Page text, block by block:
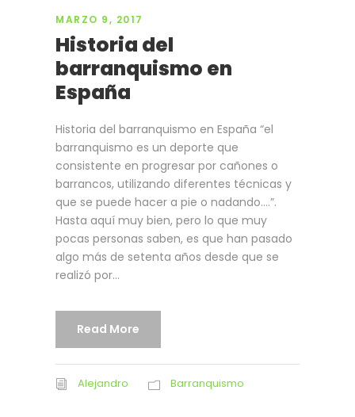
MARZO 9, 2017
Historia del
barranquismo en
España
Historia del barranquismo en España “el
barranquismo es un deporte que
consistente en progresar por cañones o
barrancos, utilizando diferentes técnicas y
que se puede hacer a pie o nadando….”.
Hasta aquí muy bien, pero lo que muy
pocas personas saben, es que han pasado
algo más de setenta años desde que se
realizó por...
Read More
Alejandro Barranquismo